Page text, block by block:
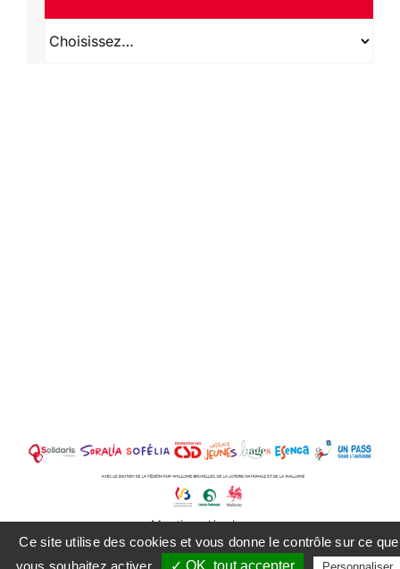
Mentions légales
Ce site utilise des cookies et vous donne le contrôle sur ce que
vous souhaitez activer
✓ OK, tout accepter